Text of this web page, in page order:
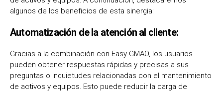
algunos de los beneficios de esta sinergia:
Automatización de la atención al cliente:
Gracias a la combinación con Easy GMAO, los usuarios
pueden obtener respuestas rápidas y precisas a sus
preguntas o inquietudes relacionadas con el mantenimiento
de activos y equipos. Esto puede reducir la carga de